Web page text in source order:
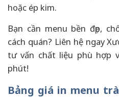
hoặc ép kim.
Bạn cần menu bền đẹp,
cách quán? Liên hệ ngay
tư vấn chất liệu phù hợp
phút!
Bảng giá in menu